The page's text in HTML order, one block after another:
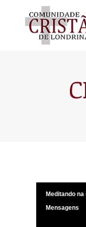
Meditando
Mensagens